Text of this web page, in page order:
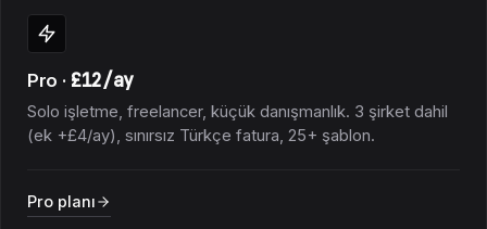
Pro · £12/ay
Solo işletme, freelancer, küçük danışmanlık. 3 şirket dahil
(ek +£4/ay), sınırsız Türkçe fatura, 25+ şablon.
Pro planı